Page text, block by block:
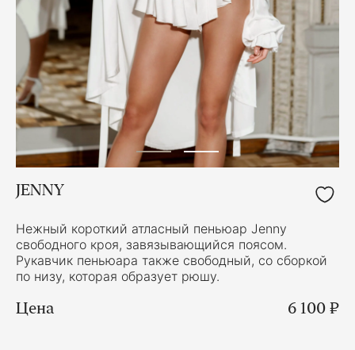
JENNY
Нежный короткий атласный пеньюар Jenny
свободного кроя, завязывающийся поясом.
Рукавчик пеньюара также свободный, со сборкой
по низу, которая образует рюшу.
Цена 6 100 ₽